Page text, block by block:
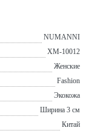
NUMANNI
XM-10012
Женские
Fashion
Экокожа
Ширина 3 см
Китай